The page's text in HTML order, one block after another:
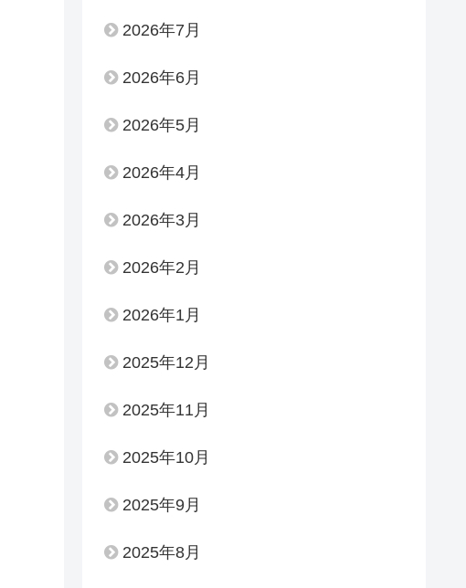
2026年7月
2026年6月
2026年5月
2026年4月
2026年3月
2026年2月
2026年1月
2025年12月
2025年11月
2025年10月
2025年9月
2025年8月